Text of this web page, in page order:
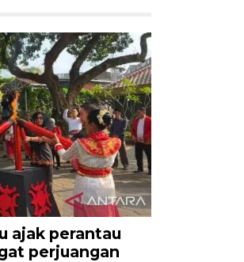
ajak perantau
perjuangan